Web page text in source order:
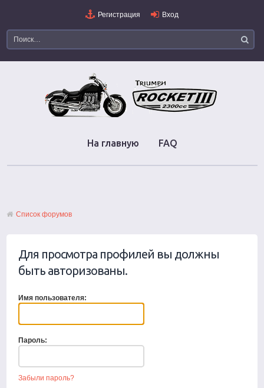
Регистрация Вход
На главную FAQ
Список форумов
Для просмотра профилей вы должны
быть авторизованы.
Имя пользователя:
Пароль:
Забыли пароль?